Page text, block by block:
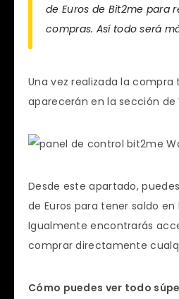
de Euros de Bit2me para
compras. Así todo será
Una vez realizada la
aparecerán en la sección de
Desde este apartado,
de Euros para tener saldo
Igualmente encontrarás
comprar directamente
Cómo puedes ver todo